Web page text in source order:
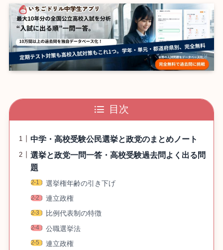
目次
中学・高校受験公民選挙と政党のまとめノート
選挙と政党一問一答・高校受験過去問よく出る問
題
選挙権年齢の引き下げ
連立政権
比例代表制の特徴
公職選挙法
連立政権